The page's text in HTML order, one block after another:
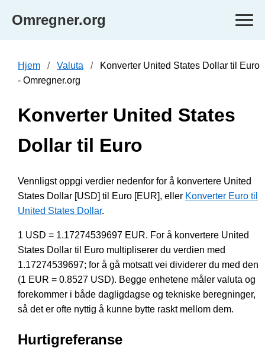
Omregner.org
Hjem Valuta
Konverter United States Dollar til Euro
- Omregner.org
Konverter United States
Dollar til Euro
Vennligst oppgi verdier nedenfor for å konvertere United
States Dollar [USD] til Euro [EUR], eller Konverter Euro til
United States Dollar.
1 USD = 1.17274539697 EUR. For å konvertere United
States Dollar til Euro multipliserer du verdien med
1.17274539697; for å gå motsatt vei dividerer du med den
(1 EUR = 0.8527 USD). Begge enhetene måler valuta og
forekommer i både dagligdagse og tekniske beregninger,
så det er ofte nyttig å kunne bytte raskt mellom dem.
Hurtigreferanse